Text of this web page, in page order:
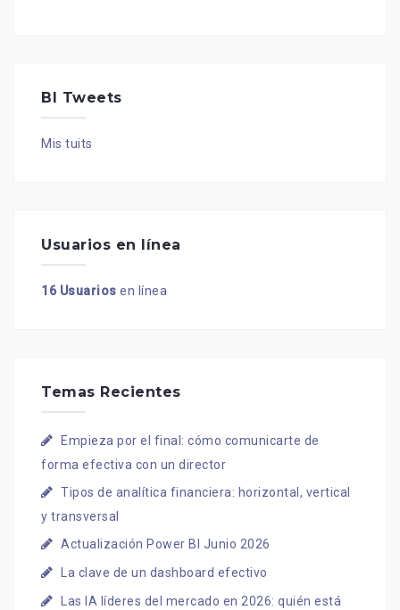
BI Tweets
Mis tuits
Usuarios en línea
16 Usuarios en línea
Temas Recientes
Empieza por el final: cómo comunicarte de
forma efectiva con un director
Tipos de analítica financiera: horizontal, vertical
y transversal
Actualización Power BI Junio 2026
La clave de un dashboard efectivo
Las IA líderes del mercado en 2026: quién está